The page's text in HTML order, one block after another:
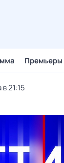
Премьеры
21:15